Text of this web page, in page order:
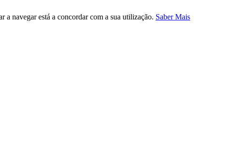
a navegar está a concordar com a sua utilização. Saber Mais